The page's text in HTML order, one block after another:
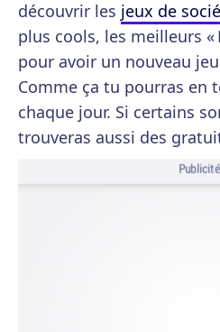
découvrir les jeux de
plus cools, les meilleurs «
pour avoir un nouveau
Comme ça tu pourras en
chaque jour. Si certains
trouveras aussi des
Publicité